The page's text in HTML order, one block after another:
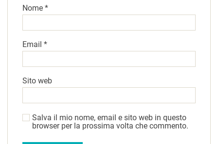
Nome *
Email *
Sito web
Salva il mio nome, email e sito web in questo
browser per la prossima volta che commento.